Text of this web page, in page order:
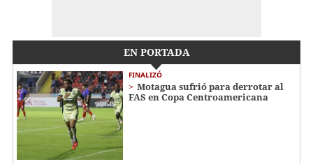
EN PORTADA
FINALIZÓ
Motagua sufrió para derrotar al
FAS en Copa Centroamericana